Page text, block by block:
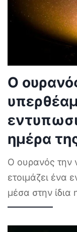
Ο
ημέρα
Ο ουρανός την
ετοιμάζει ένα
μέσα στην ίδια